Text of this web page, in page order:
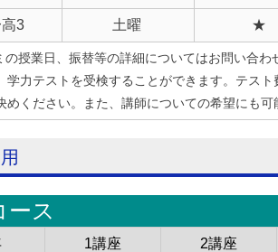
3 土曜 ★
授業日、振替等の詳細についてはお問い合わ
学力テストを受検することができます。テス
めください。また、講師についての希望にも可
ース
1講座 2講座